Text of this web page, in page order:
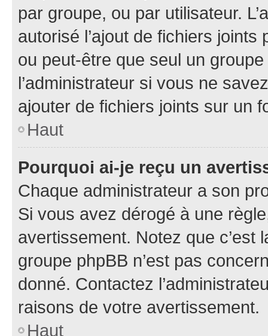
par groupe, ou par utilisateur.
autorisé l’ajout de fichiers
ou peut-être que seul un
l’administrateur si vous ne
ajouter de fichiers joints sur un
Haut
Pourquoi ai-je reçu un
Chaque administrateur a son
Si vous avez dérogé à une
avertissement. Notez que c’est
groupe phpBB n’est pas
donné. Contactez
raisons de votre avertissement.
Haut